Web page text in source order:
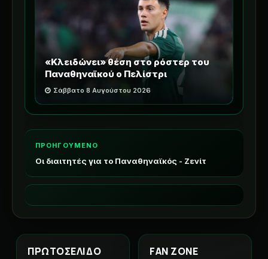
«Κλειδώνει» θέση στο ρόστερ του
Παναθηναϊκού ο Πελίστρι
Σάββατο 8 Αυγούστου 2026
ΠΡΟΗΓΟΥΜΕΝΟ
Οι διαιτητές για το Παναθηναϊκός - Ζενίτ
ΠΡΩΤΟΣΕΛΙΔΟ FAN ZONE